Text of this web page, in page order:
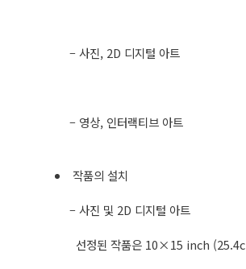
– 사진, 2D 디지털 아트
– 영상, 인터랙티브 아트
작품의 설치
– 사진 및 2D 디지털 아트
선정된 작품은 10×15 inch